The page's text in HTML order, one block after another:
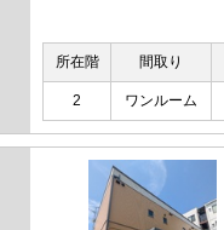
所在階 間取り
2 ワンルーム